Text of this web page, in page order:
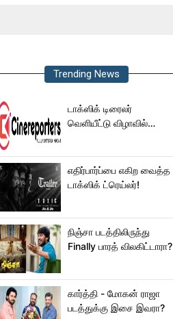
Trending News
டாக்ஸிக் டிரைலர்
வெளியீட்டு விழாவில்
யாரு பாருங்க!..
எதிர்பார்ப்பை எகிற வைத்த
டாக்ஸிக் ட்ரெய்லர்!
நிஞ்சா படத்திலிருந்து
Finally பாரத் விலகிட்டாரா?
கார்த்தி - மோகன் ராஜா
படத்துக்கு இசை இவரா?